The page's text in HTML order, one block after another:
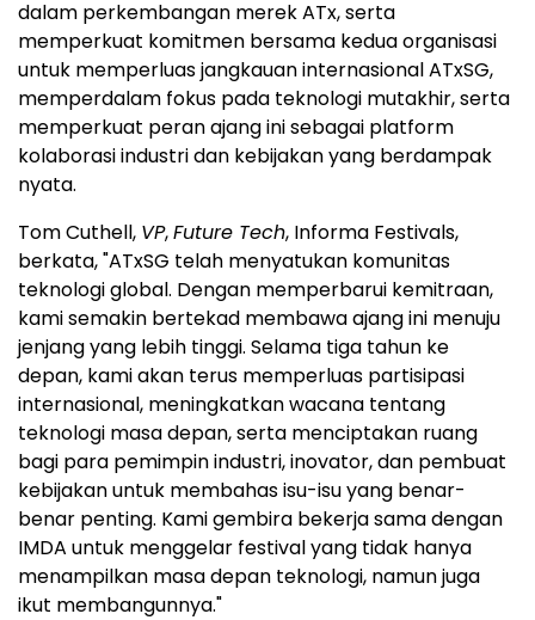
dalam perkembangan merek ATx, serta
memperkuat komitmen bersama kedua organisasi
untuk memperluas jangkauan internasional ATxSG,
memperdalam fokus pada teknologi mutakhir, serta
memperkuat peran ajang ini sebagai platform
kolaborasi industri dan kebijakan yang berdampak
nyata.
Tom Cuthell, VP,Future Tech, Informa Festivals,
berkata, "ATxSG telah menyatukan komunitas
teknologi global. Dengan memperbarui kemitraan,
kami semakin bertekad membawa ajang ini menuju
jenjang yang lebih tinggi. Selama tiga tahun ke
depan, kami akan terus memperluas partisipasi
internasional, meningkatkan wacana tentang
teknologi masa depan, serta menciptakan ruang
bagi para pemimpin industri, inovator, dan pembuat
kebijakan untuk membahas isu-isu yang benar-
benar penting. Kami gembira bekerja sama dengan
IMDA untuk menggelar festival yang tidak hanya
menampilkan masa depan teknologi, namun juga
ikut membangunnya."